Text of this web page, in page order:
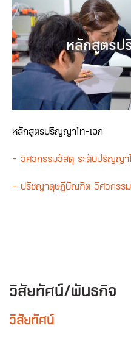
หลักสูตรป
หลักสูตรปริญญาโท-เอก
– วิศวกรรมวัสดุ ระดับปริญญา
– ปรัชญาดุษฎีบัณฑิต วิศวกรร
วิสัยทัศน์/พันธกิจ
วิสัยทัศน์